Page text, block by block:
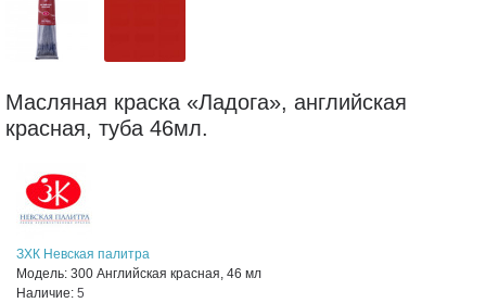
Масляная краска «Ладога», английская
красная, туба 46мл.
ЗХК Невская палитра
Модель: 300 Английская красная, 46 мл
Наличие: 5